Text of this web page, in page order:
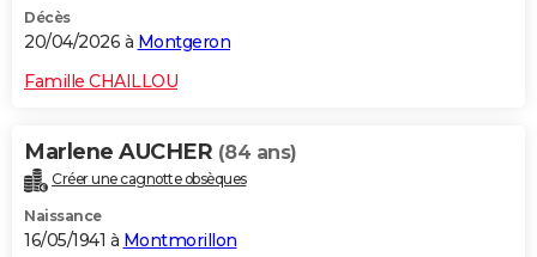
Décès
20/04/2026 à Montgeron
Famille CHAILLOU
Marlene AUCHER (84 ans)
Créer une cagnotte obsèques
Naissance
16/05/1941 à Montmorillon